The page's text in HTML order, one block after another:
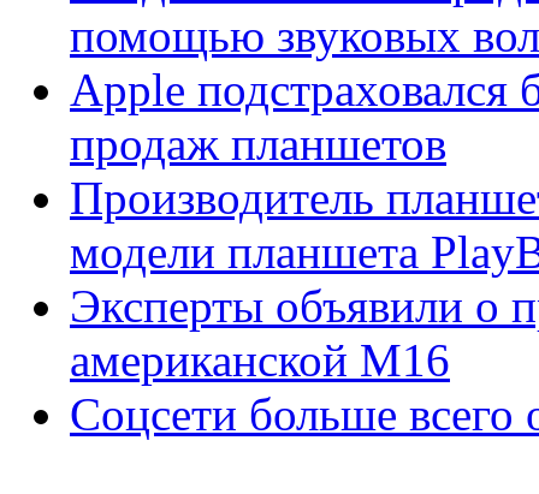
помощью звуковых
Apple подстраховался
продаж планшетов
Производитель
модели планшета
Эксперты объявили о
американской M16
Соцсети больше